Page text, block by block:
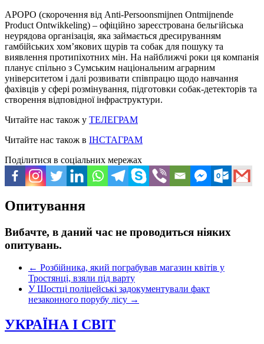
APOPO (скорочення від Anti-Persoonsmijnen Ontmijnende
Product Ontwikkeling) – офіційно зареєстрована бельгійська
неурядова організація, яка займається дресируванням
гамбійських хом’якових щурів та собак для пошуку та
виявлення протипіхотних мін. На найближчі роки ця компанія
планує спільно з Сумським національним аграрним
університетом і далі розвивати співпрацю щодо навчання
фахівців у сфері розмінування, підготовки собак-детекторів та
створення відповідної інфраструктури.
Читайте нас також у ТЕЛЕГРАМ
Читайте нас також в ІНСТАГРАМ
Поділитися в соціальних мережах
Опитування
Вибачте, в даний час не проводиться ніяких
опитувань.
← Розбійника, який пограбував магазин квітів у
Тростянці, взяли під варту
У Шостці поліцейські задокументували факт
незаконного порубу лісу →
УКРАЇНА І СВІТ